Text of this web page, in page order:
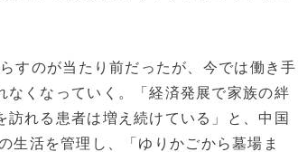
すのが当たり前だったが、今では働き手
くなっていく。「経済発展で家族の絆
れる患者は増え続けている」と、中国
生活を管理し、「ゆりかごから墓場ま